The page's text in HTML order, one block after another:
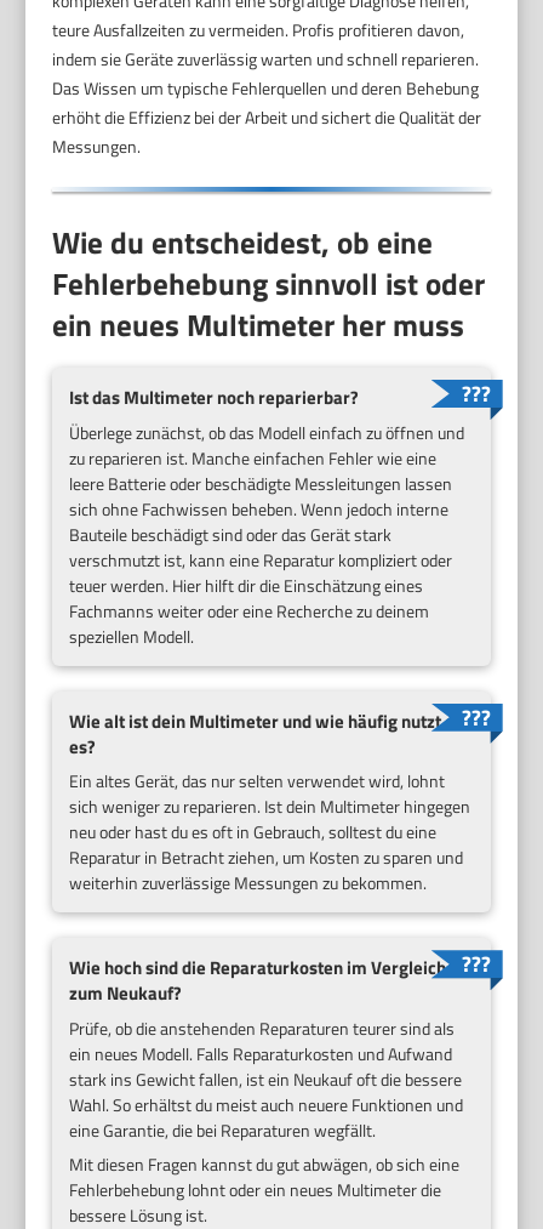
teure Ausfallzeiten zu vermeiden. Profis profitieren davon,
indem sie Geräte zuverlässig warten und schnell reparieren.
Das Wissen um typische Fehlerquellen und deren Behebung
erhöht die Effizienz bei der Arbeit und sichert die Qualität der
Messungen.
Wie du entscheidest, ob eine
Fehlerbehebung sinnvoll ist oder
ein neues Multimeter her muss
Ist das Multimeter noch reparierbar?
Überlege zunächst, ob das Modell einfach zu öffnen und
zu reparieren ist. Manche einfachen Fehler wie eine
leere Batterie oder beschädigte Messleitungen lassen
sich ohne Fachwissen beheben. Wenn jedoch interne
Bauteile beschädigt sind oder das Gerät stark
verschmutzt ist, kann eine Reparatur kompliziert oder
teuer werden. Hier hilft dir die Einschätzung eines
Fachmanns weiter oder eine Recherche zu deinem
speziellen Modell.
Wie alt ist dein Multimeter und wie häufig nutzt du
es?
Ein altes Gerät, das nur selten verwendet wird, lohnt
sich weniger zu reparieren. Ist dein Multimeter hingegen
neu oder hast du es oft in Gebrauch, solltest du eine
Reparatur in Betracht ziehen, um Kosten zu sparen und
weiterhin zuverlässige Messungen zu bekommen.
Wie hoch sind die Reparaturkosten im Vergleich
zum Neukauf?
Prüfe, ob die anstehenden Reparaturen teurer sind als
ein neues Modell. Falls Reparaturkosten und Aufwand
stark ins Gewicht fallen, ist ein Neukauf oft die bessere
Wahl. So erhältst du meist auch neuere Funktionen und
eine Garantie, die bei Reparaturen wegfällt.
Mit diesen Fragen kannst du gut abwägen, ob sich eine
Fehlerbehebung lohnt oder ein neues Multimeter die
bessere Lösung ist.